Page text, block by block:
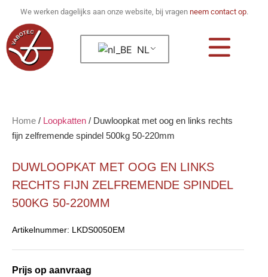
We werken dagelijks aan onze website, bij vragen neem contact op.
NL
Home / Loopkatten / Duwloopkat met oog en links rechts
fijn zelfremende spindel 500kg 50-220mm
DUWLOOPKAT MET OOG EN LINKS
RECHTS FIJN ZELFREMENDE SPINDEL
500KG 50-220MM
Artikelnummer: LKDS0050EM
Prijs op aanvraag